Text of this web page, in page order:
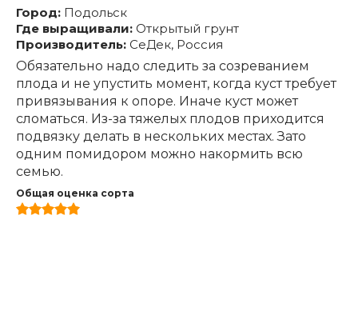
Город: Подольск
Где выращивали: Открытый грунт
Производитель: СеДек, Россия
Обязательно надо следить за созреванием
плода и не упустить момент, когда куст требует
привязывания к опоре. Иначе куст может
сломаться. Из-за тяжелых плодов приходится
подвязку делать в нескольких местах. Зато
одним помидором можно накормить всю
семью.
Общая оценка сорта